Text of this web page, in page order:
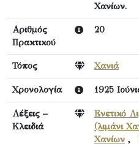
Χανίων.
Αριθμός
Πρακτικού
20
Τόπος Χανιά
Χρονολογία 1925
Λέξεις –
Κλειδιά
Ενετικό
(λιμάνι
Χανίων ,